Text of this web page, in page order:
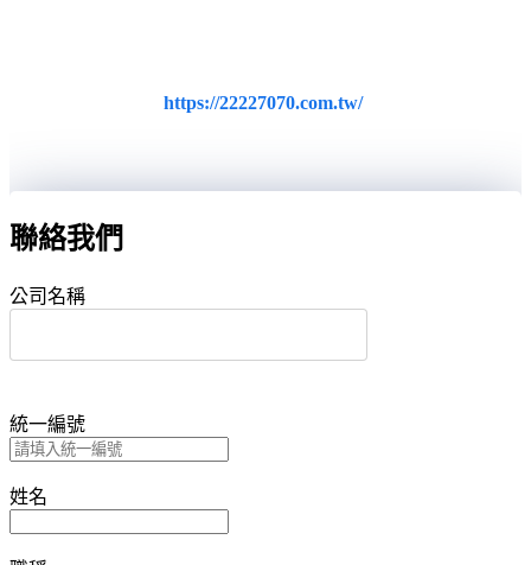
https://22227070.com.tw/
聯絡我們
公司名稱
統一編號
姓名